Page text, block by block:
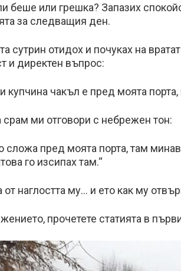
беше или грешка? Запазих
за следващия ден.
сутрин отидох и почуках на
и директен въпрос:
купчина чакъл е пред моята
срам ми отговори с небрежен тон:
сложа пред моята порта, там
го изсипах там.“
наглостта му… и ето как му
прочетете статията в